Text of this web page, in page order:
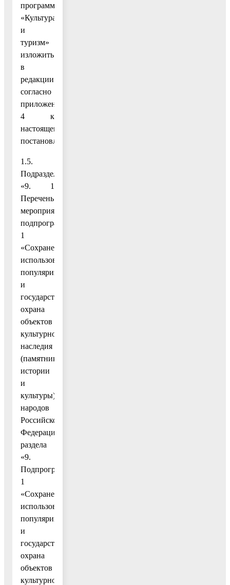
программы
«Культура
и
туризм»
изложить
в
редакции
согласно
приложению
4 к
настоящему
постановлению;
1.5.
Подраздел
«9. 1
Перечень
мероприятий
подпрограммы
1
«Сохранение,
использование,
популяризация
и
государственная
охрана
объектов
культурного
наследия
(памятников
истории
и
культуры)
народов
Российской
Федерации»
раздела
«9.
Подпрограмма
1
«Сохранение,
использование,
популяризация
и
государственная
охрана
объектов
культурного